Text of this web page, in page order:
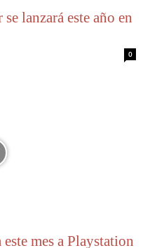
lanzará este año en
0
mes a Playstation